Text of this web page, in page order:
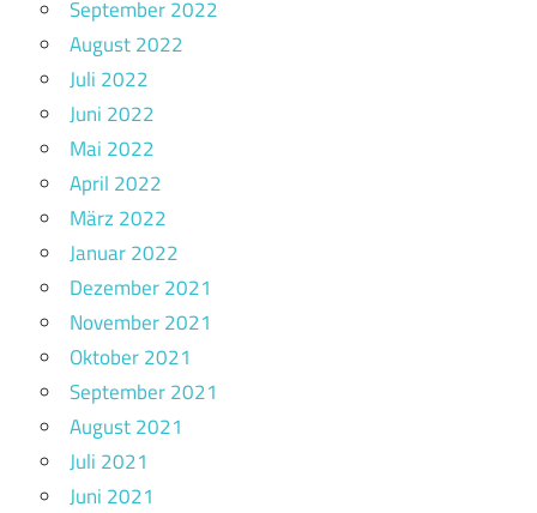
September 2022
August 2022
Juli 2022
Juni 2022
Mai 2022
April 2022
März 2022
Januar 2022
Dezember 2021
November 2021
Oktober 2021
September 2021
August 2021
Juli 2021
Juni 2021